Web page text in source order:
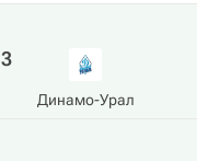
3
Динамо-Урал